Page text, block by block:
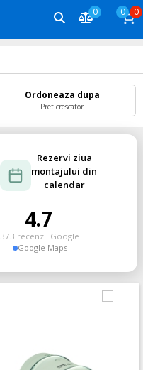
0 0 0
Ordoneaza dupa
Pret crescator
Rezervi ziua
montajului din
calendar
4.7
373 recenzii Google
Google Maps